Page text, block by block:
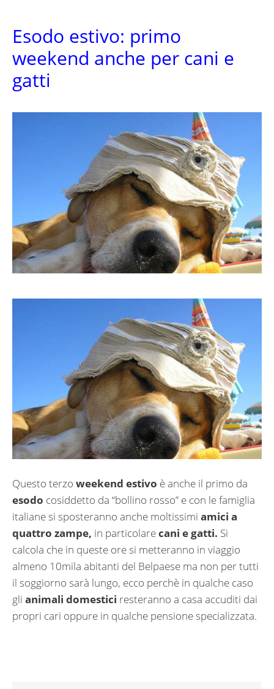
Esodo estivo: primo
weekend anche per cani e
gatti
Questo terzo weekend estivo è anche il primo da
esodo cosiddetto da “bollino rosso” e con le famiglia
italiane si sposteranno anche moltissimi amici a
quattro zampe, in particolarecani e gatti. Si
calcola che in queste ore si metteranno in viaggio
almeno 10mila abitanti del Belpaese ma non per tutti
il soggiorno sarà lungo, ecco perchè in qualche caso
gli animali domestici resteranno a casa accuditi dai
propri cari oppure in qualche pensione specializzata.